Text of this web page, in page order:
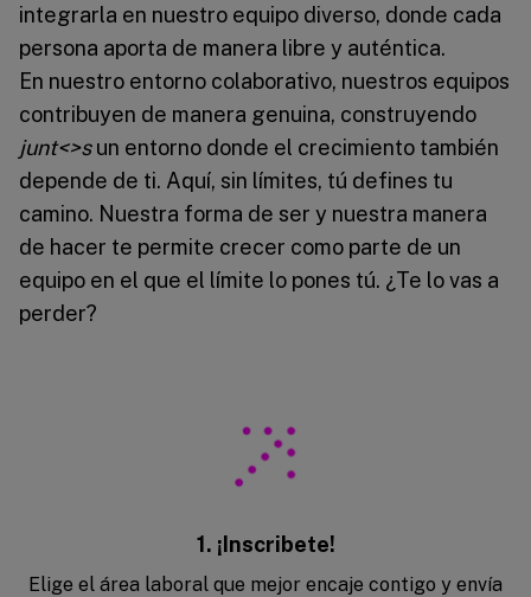
integrarla en nuestro equipo diverso, donde cada
persona aporta de manera libre y auténtica.
En nuestro entorno colaborativo, nuestros equipos
contribuyen de manera genuina, construyendo
junt<>sun entorno donde el crecimiento también
depende de ti. Aquí, sin límites, tú defines tu
camino. Nuestra forma de ser y nuestra manera
de hacer te permite crecer como parte de un
equipo en el que el límite lo pones tú. ¿Te lo vas a
perder?
1. ¡Inscribete!
Elige el área laboral que mejor encaje contigo y envía